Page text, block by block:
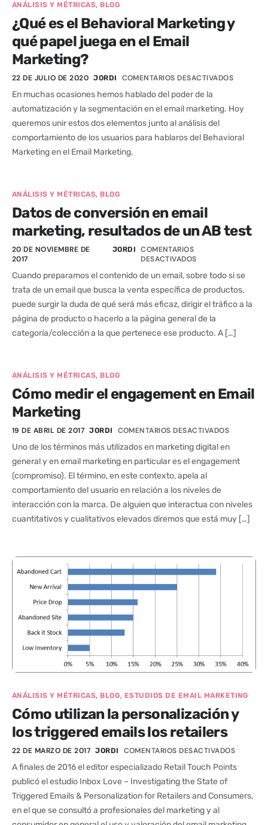
ANÁLISIS Y MÉTRICAS, BLOG
¿Qué es el Behavioral Marketing y
qué papel juega en el Email
Marketing?
22 DE JULIO DE 2020 JORDI COMENTARIOS DESACTIVADOS
En muchas ocasiones hemos hablado del poder de la
automatización y la segmentación en el email marketing. Hoy
queremos unir estos dos elementos junto al análisis del
comportamiento de los usuarios para hablaros del Behavioral
Marketing en el Email Marketing.
ANÁLISIS Y MÉTRICAS, BLOG
Datos de conversión en email
marketing, resultados de un AB test
20 DE NOVIEMBRE DE
2017
JORDI
COMENTARIOS
DESACTIVADOS
Cuando preparamos el contenido de un email, sobre todo si se
trata de un email que busca la venta específica de productos,
puede surgir la duda de qué será más eficaz, dirigir el tráfico a la
página de producto o hacerlo a la página general de la
categoría/colección a la que pertenece ese producto. A […]
ANÁLISIS Y MÉTRICAS, BLOG
Cómo medir el engagement en Email
Marketing
19 DE ABRIL DE 2017 JORDI COMENTARIOS DESACTIVADOS
Uno de los términos más utilizados en marketing digital en
general y en email marketing en particular es el engagement
(compromiso). El término, en este contexto, apela al
comportamiento del usuario en relación a los niveles de
interacción con la marca. De alguien que interactua con niveles
cuantitativos y cualitativos elevados diremos que está muy […]
ANÁLISIS Y MÉTRICAS, BLOG, ESTUDIOS DE EMAIL MARKETING
Cómo utilizan la personalización y
los triggered emails los retailers
22 DE MARZO DE 2017 JORDI COMENTARIOS DESACTIVADOS
A finales de 2016 el editor especializado Retail Touch Points
publicó el estudio Inbox Love – Investigating the State of
Triggered Emails & Personalization for Retailers and Consumers,
en el que se consultó a profesionales del marketing y al